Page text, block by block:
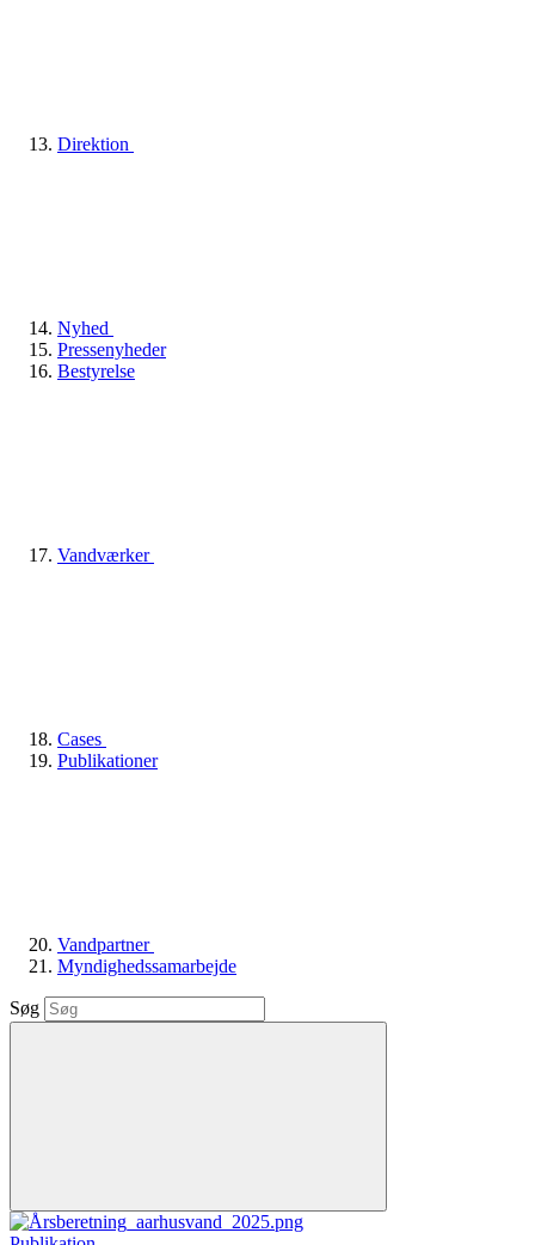
Direktion
Nyhed
Pressenyheder
Bestyrelse
Vandværker
Cases
Publikationer
Vandpartner
Myndighedssamarbejde
Søg